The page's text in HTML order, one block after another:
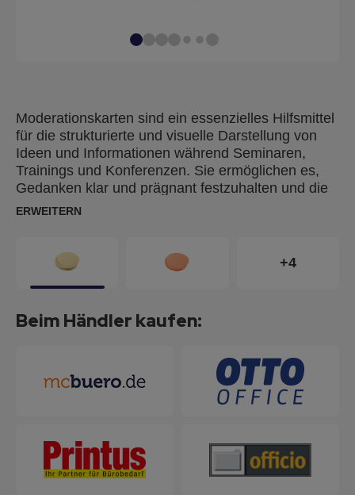
Moderationskarten sind ein essenzielles Hilfsmittel
für die strukturierte und visuelle Darstellung von
Ideen und Informationen während Seminaren,
Trainings und Konferenzen. Sie ermöglichen es,
Gedanken klar und prägnant festzuhalten und die
Interaktion der Teilnehmer zu fördern. Mit
werden. Moderationskarten aus 100 % Altpapier
hergestellt und mit dem Blauen Engel nach UZ14b
zertifiziert.
ERWEITERN
+4
Beim Händler kaufen: